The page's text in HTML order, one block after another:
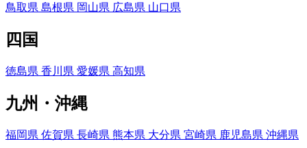
鳥取県 島根県 岡山県 広島県 山口県
四国
徳島県 香川県 愛媛県 高知県
九州・沖縄
福岡県 佐賀県 長崎県 熊本県 大分県 宮崎県 鹿児島県 沖縄県